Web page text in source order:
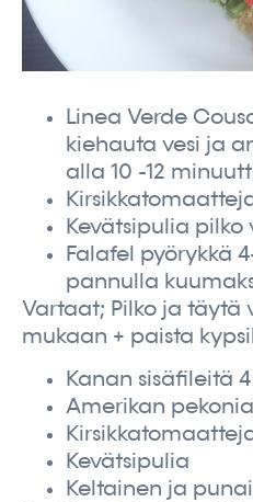
Linea Verde
kiehauta vesi ja
alla 10 -12
Kevätsipulia pilko
Falafel pyörykkä
pannulla
Vartaat; Pilko ja täytä
mukaan + paista
Kanan sisäfileitä 4
Amerikan
Kevätsipulia
Keltainen ja